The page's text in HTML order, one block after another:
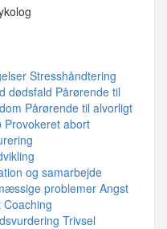
Stresshåndtering
dødsfald Pårørende til
Pårørende til alvorligt
Provokeret abort
og samarbejde
problemerAngst
Coaching
Trivsel